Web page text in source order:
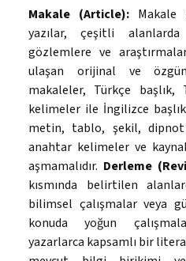
Makale (Article):Makale
yazılar, çeşitli
gözlemlere ve
ulaşan orijinal ve özgün
makaleler, Türkçe
kelimeler ile İngilizce
metin, tablo, şekil,
anahtar kelimeler ve
aşmamalıdır. Derleme
kısmında belirtilen
bilimsel çalışmalar veya
konuda yoğun
yazarlarca kapsamlı bir